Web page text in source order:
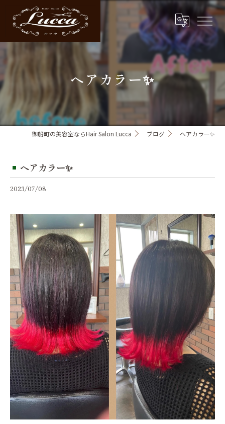
ヘアカラー✨
御船町の美容室ならHair Salon Lucca ブログ ヘアカラー✨
ヘアカラー✨
2023/07/08